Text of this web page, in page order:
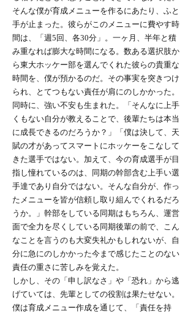
そんな僕が育成メニューを作るにあたり、ふと
手が止まった。彼らがこのメニューに費やす時
間は、「週5回、各30分」。一ヶ月、半年と積
み重なれば膨大な時間になる。数ある選択肢か
ら東大ホッケー部を選んでくれた彼らの貴重な
時間を、僕が預かるのだ。その事実を突きつけ
られ、とてつもない責任が肩にのしかかった。
同時に、強い不安も生まれた。「そんなに上手
くもない自分が教えることで、後輩たちは本当
に成長できるのだろうか？」「僕は決して、天
賦の才があってスマートにホッケーをこなして
きた選手ではない。加えて、今の育成選手が目
指し憧れているのは、同期の幹部含む上手い選
手達であり自分ではない。そんな自分が、作っ
たメニューを皆が信頼し取り組んでくれるだろ
うか。」幹部をしている同期はもちろん、運営
面で全力を尽くしている同期後輩の前で、こん
なことを言うのも大変失礼かもしれないが、自
分に急にのしかかった今まで感じたことのない
責任の重さに苦しみを覚えた。
しかし、その「申し訳なさ」や「恐れ」から逃
げていては、先輩としての役割は果たせない。
僕は育成メニュー作成を通じて、「責任を持